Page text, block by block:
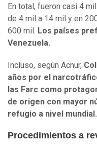
En total, fueron casi 4
de 4 mil a 14 mil y en
600 mil. Los países
Venezuela.
Incluso, según Acnur,
años por el
las Farc como
de origen con mayor
refugio a nivel mundial.
Procedimientos a